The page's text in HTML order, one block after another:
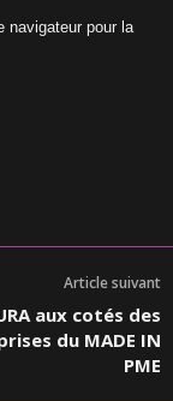
navigateur pour la
Article suivant
aux cotés des
du MADE IN
PME